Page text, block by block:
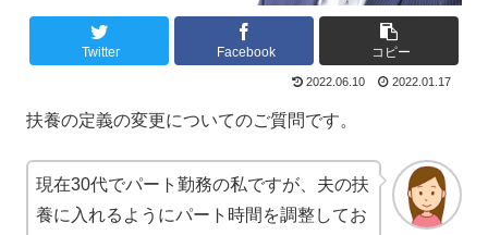
Twitter Facebook コピー
2022.06.10 2022.01.17
扶養の定義の変更についてのご質問です。
現在30代でパート勤務の私ですが、夫の扶
養に入れるようにパート時間を調整してお